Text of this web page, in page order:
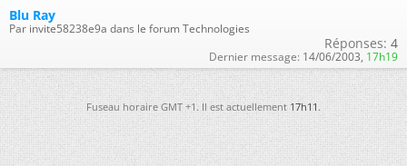
Blu Ray
Par invite58238e9a dans le forum Technologies
Réponses: 4
Dernier message: 14/06/2003, 17h19
Fuseau horaire GMT +1. Il est actuellement17h11.